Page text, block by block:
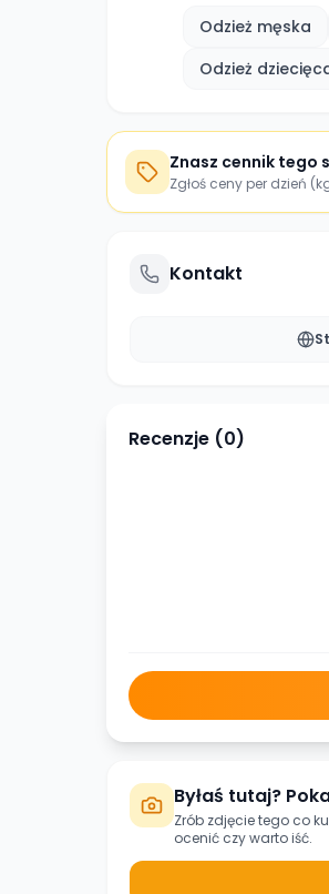
Odzież męska
Odzież
Znasz cennik tego
Zgłoś ceny per dzień
Kontakt
Recenzje (0)
Byłaś tutaj?
Zrób zdjęcie tego co
ocenić czy warto iść.